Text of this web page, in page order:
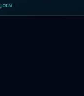
JOIN